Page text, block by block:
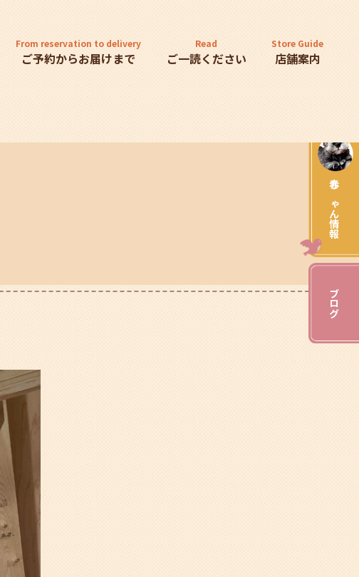
赤ちゃん情報
ブログ
From reservation to delivery
ご予約からお届けまで
Read
ご一読ください
Store Guide
店舗案内